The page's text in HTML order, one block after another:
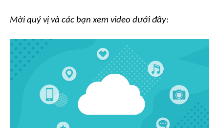
Mời quý vị và các bạn xem video dưới đây: